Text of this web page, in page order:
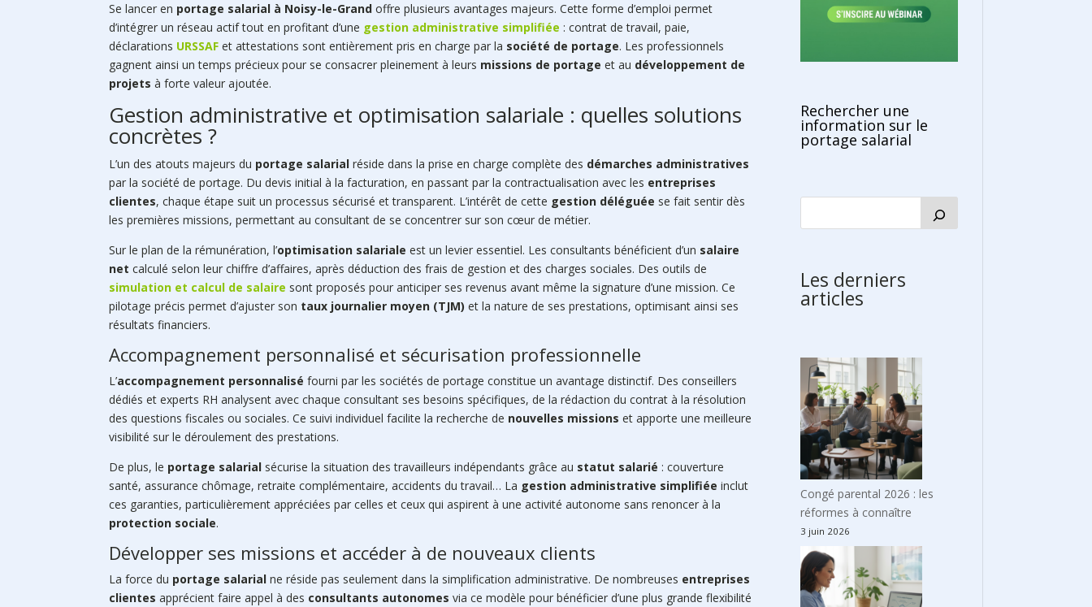
Se lancer en portage salarial à Noisy-le-Grand offre plusieurs avantages majeurs. Cette forme d’emploi permet
d’intégrer un réseau actif tout en profitant d’une gestion administrative simplifiée : contrat de travail, paie,
déclarations URSSAF et attestations sont entièrement pris en charge par la société de portage. Les professionnels
gagnent ainsi un temps précieux pour se consacrer pleinement à leurs missions de portage et au développement de
projets à forte valeur ajoutée.
Gestion administrative et optimisation salariale : quelles solutions
concrètes ?
L’un des atouts majeurs du portage salarial réside dans la prise en charge complète des démarches administratives
par la société de portage. Du devis initial à la facturation, en passant par la contractualisation avec les entreprises
clientes, chaque étape suit un processus sécurisé et transparent. L’intérêt de cette gestion déléguée se fait sentir dès
les premières missions, permettant au consultant de se concentrer sur son cœur de métier.
Sur le plan de la rémunération, l’optimisation salariale est un levier essentiel. Les consultants bénéficient d’un salaire
net calculé selon leur chiffre d’affaires, après déduction des frais de gestion et des charges sociales. Des outils de
simulation et calcul de salaire sont proposés pour anticiper ses revenus avant même la signature d’une mission. Ce
pilotage précis permet d’ajuster son taux journalier moyen (TJM) et la nature de ses prestations, optimisant ainsi ses
résultats financiers.
Accompagnement personnalisé et sécurisation professionnelle
L’accompagnement personnalisé fourni par les sociétés de portage constitue un avantage distinctif. Des conseillers
dédiés et experts RH analysent avec chaque consultant ses besoins spécifiques, de la rédaction du contrat à la résolution
des questions fiscales ou sociales. Ce suivi individuel facilite la recherche de nouvelles missions et apporte une meilleure
visibilité sur le déroulement des prestations.
De plus, le portage salarial sécurise la situation des travailleurs indépendants grâce au statut salarié : couverture
santé, assurance chômage, retraite complémentaire, accidents du travail… La gestion administrative simplifiée inclut
ces garanties, particulièrement appréciées par celles et ceux qui aspirent à une activité autonome sans renoncer à la
protection sociale.
Développer ses missions et accéder à de nouveaux clients
La force du portage salarial ne réside pas seulement dans la simplification administrative. De nombreuses entreprises
clientes apprécient faire appel à des consultants autonomes via ce modèle pour bénéficier d’une plus grande flexibilité
Rechercher une
information sur le
portage salarial
Les derniers
articles
Congé parental 2026 : les
réformes à connaître
3 juin 2026